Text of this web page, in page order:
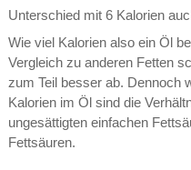
Unterschied mit 6 Kalorien
Wie viel Kalorien also ein Öl
Vergleich zu anderen Fetten
zum Teil besser ab. Dennoch
Kalorien im Öl sind die
ungesättigten einfachen
Fettsäuren.